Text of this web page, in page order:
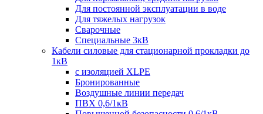
Для постоянной эксплуатации в воде
Для тяжелых нагрузок
Сварочные
Специальные 3кВ
Кабели силовые для стационарной прокладки до
1кВ
c изоляцией XLPE
Бронированные
Воздушные линии передач
ПВХ 0,6/1кВ